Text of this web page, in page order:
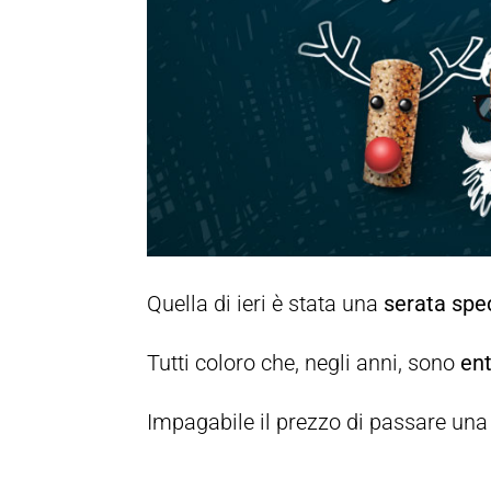
Quella di ieri è stata una serata
Tutti coloro che, negli anni, sono
Impagabile il prezzo di passare